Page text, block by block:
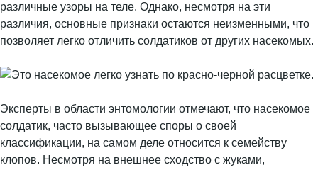
различные узоры на теле. Однако, несмотря на эти
различия, основные признаки остаются неизменными, что
позволяет легко отличить солдатиков от других насекомых.
Эксперты в области энтомологии отмечают, что насекомое
солдатик, часто вызывающее споры о своей
классификации, на самом деле относится к семейству
клопов. Несмотря на внешнее сходство с жуками,